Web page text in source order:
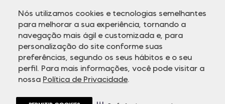
Nós utilizamos cookies e tecnologias semelhantes
para melhorar a sua experiência, tornando a
navegação mais ágil e customizada e, para
personalização do site conforme suas
preferências, segundo os seus hábitos e o seu
perfil. Para mais informações, você pode visitar a
nossa Política de Privacidade.
© Copyright 2000-2026 - Todos os direitos reservados. A Dudalina
promoções e disponibilidade de estoque a qualquer momento.